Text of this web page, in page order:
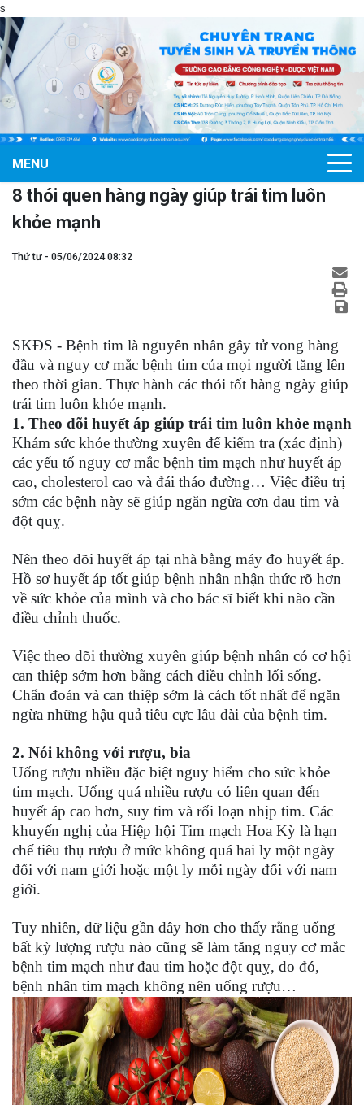
s
MENU
8 thói quen hàng ngày giúp trái tim luôn
khỏe mạnh
Thứ tư - 05/06/2024 08:32
SKĐS - Bệnh tim là nguyên nhân gây tử vong hàng
đầu và nguy cơ mắc bệnh tim của mọi người tăng lên
theo thời gian. Thực hành các thói tốt hàng ngày giúp
trái tim luôn khỏe mạnh.
1. Theo dõi huyết áp giúp trái tim luôn khỏe mạnh
Khám sức khỏe thường xuyên để kiểm tra (xác định)
các yếu tố nguy cơ mắc bệnh tim mạch như huyết áp
cao, cholesterol cao và đái tháo đường… Việc điều trị
sớm các bệnh này sẽ giúp ngăn ngừa cơn đau tim và
đột quỵ.
Nên theo dõi huyết áp tại nhà bằng máy đo huyết áp.
Hồ sơ huyết áp tốt giúp bệnh nhân nhận thức rõ hơn
về sức khỏe của mình và cho bác sĩ biết khi nào cần
điều chỉnh thuốc.
Việc theo dõi thường xuyên giúp bệnh nhân có cơ hội
can thiệp sớm hơn bằng cách điều chỉnh lối sống.
Chẩn đoán và can thiệp sớm là cách tốt nhất để ngăn
ngừa những hậu quả tiêu cực lâu dài của bệnh tim.
2. Nói không với rượu, bia
Uống rượu nhiều đặc biệt nguy hiểm cho sức khỏe
tim mạch. Uống quá nhiều rượu có liên quan đến
huyết áp cao hơn, suy tim và rối loạn nhịp tim. Các
khuyến nghị của Hiệp hội Tim mạch Hoa Kỳ là hạn
chế tiêu thụ rượu ở mức không quá hai ly một ngày
đối với nam giới hoặc một ly mỗi ngày đối với nam
giới.
Tuy nhiên, dữ liệu gần đây hơn cho thấy rằng uống
bất kỳ lượng rượu nào cũng sẽ làm tăng nguy cơ mắc
bệnh tim mạch như đau tim hoặc đột quỵ, do đó,
bệnh nhân tim mạch không nên uống rượu…